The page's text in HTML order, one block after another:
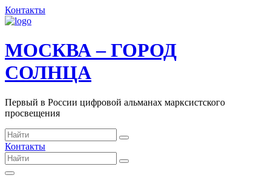
Контакты
МОСКВА – ГОРОД
СОЛНЦА
Первый в России цифровой альманах марксистского
просвещения
Контакты